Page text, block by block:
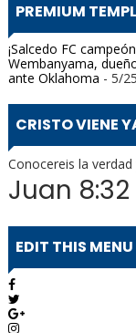
PREMIUM
¡Salcedo FC
Wembanyama,
ante Oklahoma - 5/
CRISTO VIENE
Conocereis la
Juan 8:32
EDIT THIS MENU